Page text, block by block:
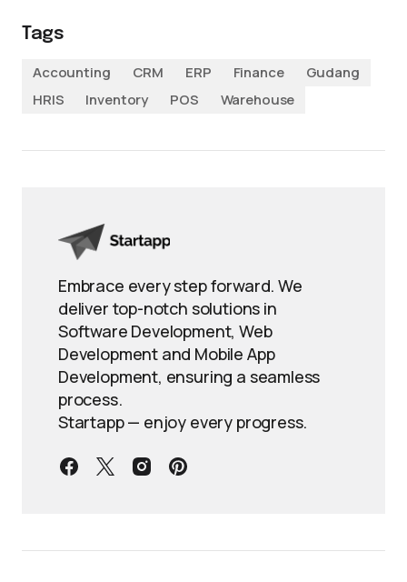
Tags
Accounting
CRM ERP Finance
Gudang
HRIS
Inventory POS Warehouse
Embrace every step forward. We
deliver top-notch solutions in
Software Development, Web
Development and Mobile App
Development, ensuring a seamless
process.
Startapp — enjoy every progress.